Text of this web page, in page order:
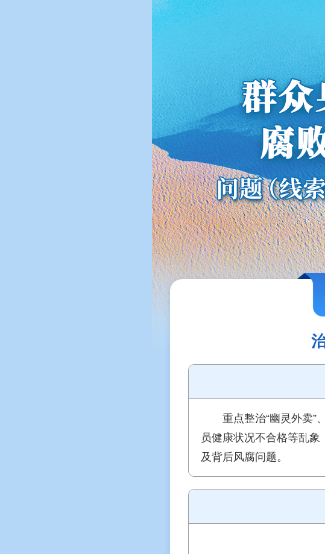
重点整治“幽灵外卖”
员健康状况不合格等乱象
及背后风腐问题。